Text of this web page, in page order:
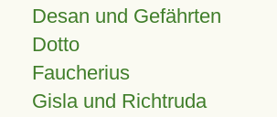
Desan und Gefährten
Dotto
Faucherius
Gisla und Richtruda